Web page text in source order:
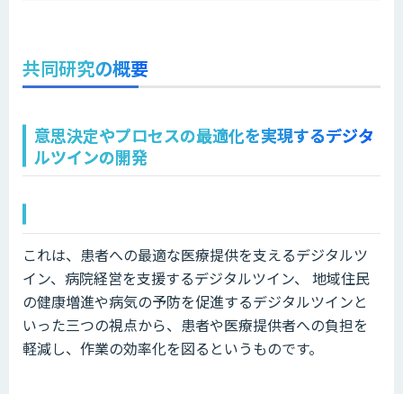
共同研究の概要
意思決定やプロセスの最適化を実現するデジタ
ルツインの開発
これは、患者への最適な医療提供を支えるデジタルツ
イン、病院経営を支援するデジタルツイン、 地域住民
の健康増進や病気の予防を促進するデジタルツインと
いった三つの視点から、患者や医療提供者への負担を
軽減し、作業の効率化を図るというものです。